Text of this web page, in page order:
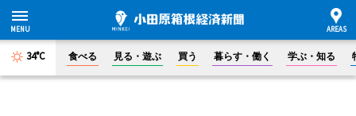
34°C 食べる 見る・遊ぶ 買う 暮らす・働く 学ぶ・知る